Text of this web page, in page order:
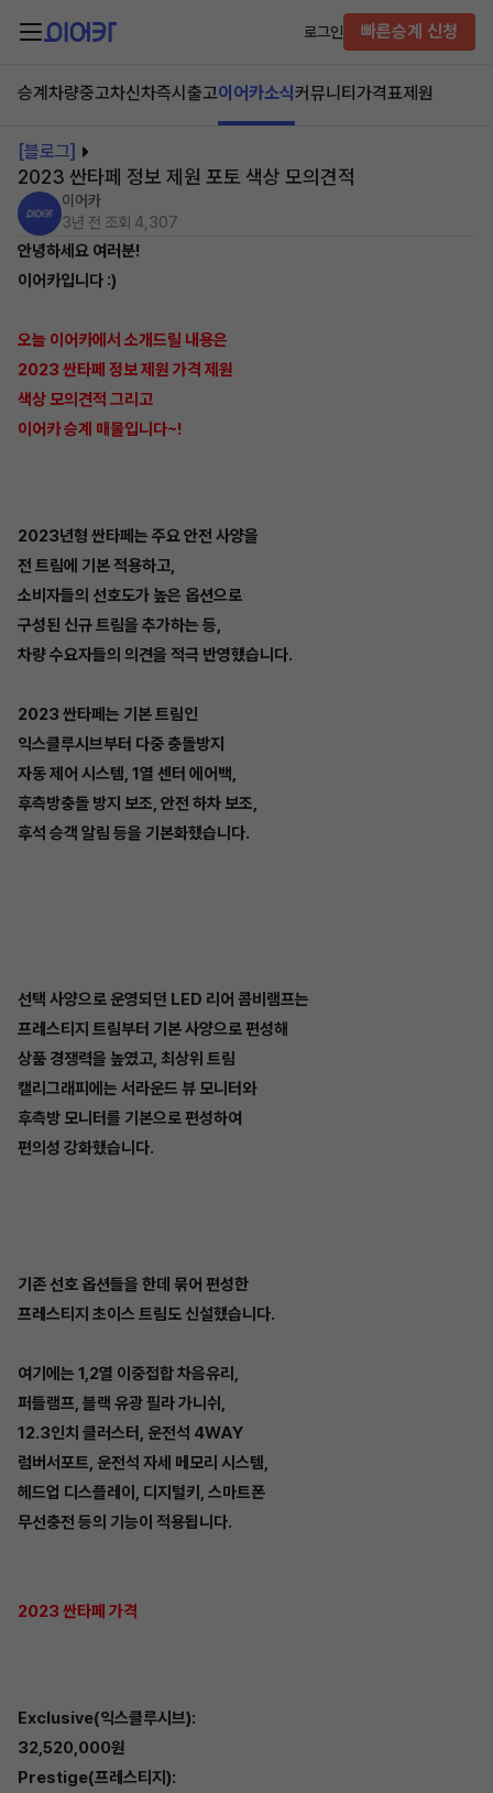
로그인 빠른승계 신청
승계차량중고차신차즉시출고이어카소식커뮤니티 가격표제원
[블로그]
2023 싼타페 정보 제원 포토 색상 모의견적
이어카
3년 전 조회 4,307
안녕하세요 여러분!
이어카입니다 :)
오늘 이어카에서 소개드릴 내용은
2023 싼타페 정보 제원 가격 제원
색상 모의견적 그리고
이어카 승계 매물입니다~!
2023년형 싼타페는 주요 안전 사양을
전 트림에 기본 적용하고,
소비자들의 선호도가 높은 옵션으로
구성된 신규 트림을 추가하는 등,
차량 수요자들의 의견을 적극 반영했습니다.
2023 싼타페는 기본 트림인
익스클루시브부터 다중 충돌방지
자동 제어 시스템, 1열 센터 에어백,
후측방충돌 방지 보조, 안전 하차 보조,
후석 승객 알림 등을 기본화했습니다.
선택 사양으로 운영되던 LED 리어 콤비램프는
프레스티지 트림부터 기본 사양으로 편성해
상품 경쟁력을 높였고, 최상위 트림
캘리그래피에는 서라운드 뷰 모니터와
후측방 모니터를 기본으로 편성하여
편의성 강화했습니다.
기존 선호 옵션들을 한데 묶어 편성한
프레스티지 초이스 트림도 신설했습니다.
여기에는 1,2열 이중접합 차음유리,
퍼들램프, 블랙 유광 필라 가니쉬,
12.3인치 클러스터, 운전석 4WAY
럼버서포트, 운전석 자세 메모리 시스템,
헤드업 디스플레이, 디지털키, 스마트폰
무선충전 등의 기능이 적용됩니다.
2023 싼타페 가격
Exclusive(익스클루시브):
32,520,000원
Prestige(프레스티지):